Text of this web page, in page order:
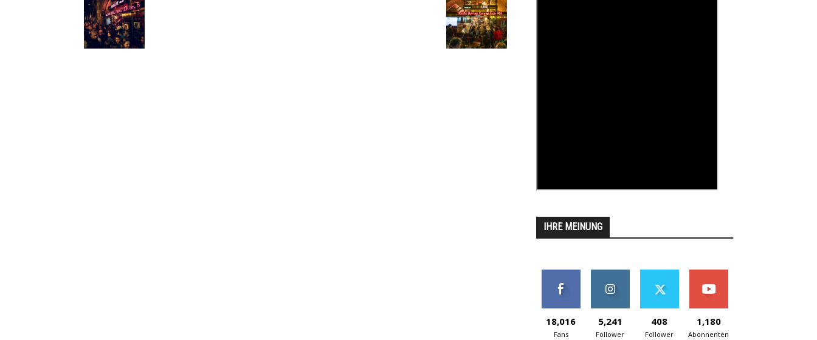
IHRE MEINUNG
18,016
Fans
5,241
Follower
408
Follower
1,180
Abonnenten